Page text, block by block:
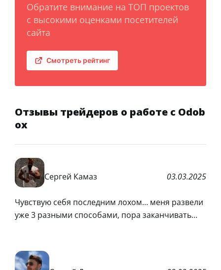
Обратите внимание на ТОП проектов
с высокими оценками посетителей
сайта
Смотреть рейтинг
Отзывы трейдеров о работе с Odob
ox
Сергей Камаз 03.03.2025
Чувствую себя последним лохом… меня развели
уже 3 разными способами, пора заканчивать…